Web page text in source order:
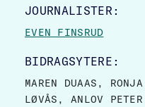
JOURNALISTER:
EVEN FINSRUD
BIDRAGSYTERE:
MAREN DUAAS,
LØVÅS, ANLOV